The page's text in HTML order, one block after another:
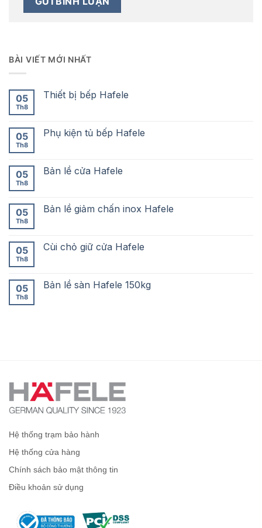
BÀI VIẾT MỚI NHẤT
05
Th8
Thiết bị bếp Hafele
05
Th8
Phụ kiện tủ bếp Hafele
05
Th8
Bản lề cửa Hafele
05
Th8
Bản lề giảm chấn inox Hafele
05
Th8
Cùi chỏ giữ cửa Hafele
05
Th8
Bản lề sàn Hafele 150kg
Hệ thống trạm bảo hành
Hệ thống cửa hàng
Chính sách bảo mật thông tin
Điều khoản sử dụng